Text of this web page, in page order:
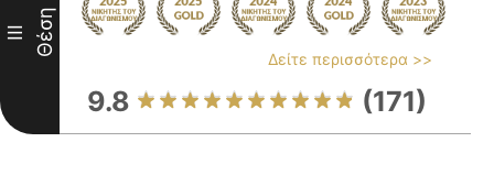
III Θέση
Δείτε περισσότερα >>
9.8 (171)